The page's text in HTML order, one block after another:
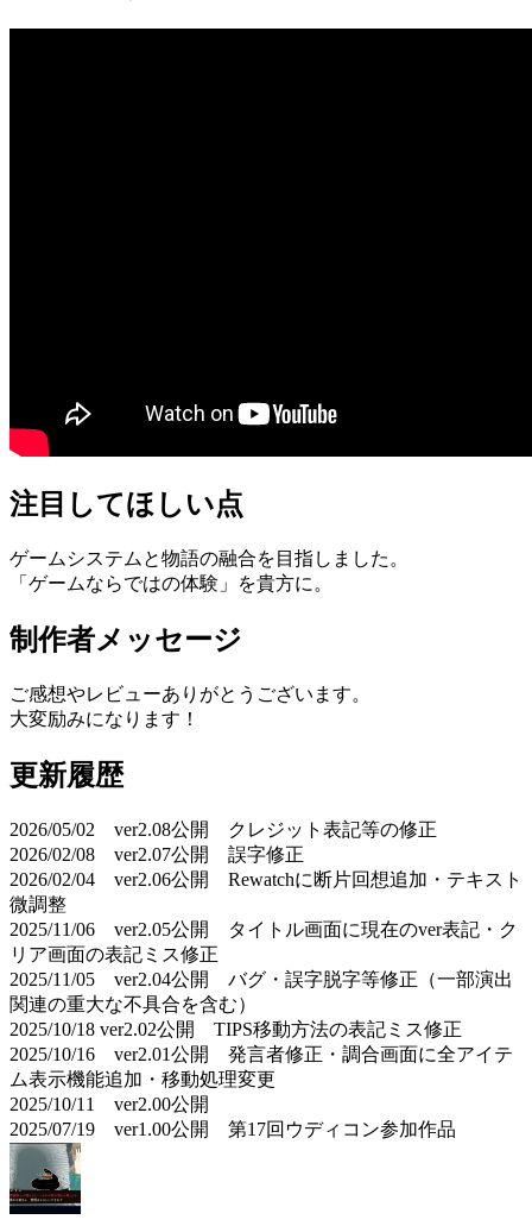
注目してほしい点
ゲームシステムと物語の融合を目指しました。
「ゲームならではの体験」を貴方に。
制作者メッセージ
ご感想やレビューありがとうございます。
大変励みになります！
更新履歴
2026/05/02 ver2.08公開 クレジット表記等の修正
2026/02/08 ver2.07公開 誤字修正
2026/02/04 ver2.06公開 Rewatchに断片回想追加・テキスト
微調整
2025/11/06 ver2.05公開 タイトル画面に現在のver表記・ク
リア画面の表記ミス修正
2025/11/05 ver2.04公開 バグ・誤字脱字等修正（一部演出
関連の重大な不具合を含む）
2025/10/18 ver2.02公開 TIPS移動方法の表記ミス修正
2025/10/16 ver2.01公開 発言者修正・調合画面に全アイテ
ム表示機能追加・移動処理変更
2025/10/11 ver2.00公開
2025/07/19 ver1.00公開 第17回ウディコン参加作品